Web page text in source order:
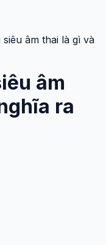
âm thai là gì và
âm
ra